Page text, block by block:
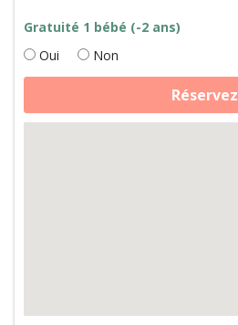
Gratuité 1 bébé (-2 ans)
Oui
Non
quantité
Nuit
en
Réservez